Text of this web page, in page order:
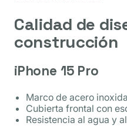
Calidad de
construcción
iPhone 15 Pro
Marco de acero
Cubierta frontal con
Resistencia al agua y